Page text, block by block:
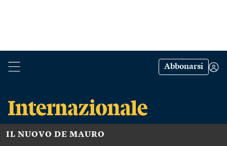
Abbonarsi
IL NUOVO DE MAURO